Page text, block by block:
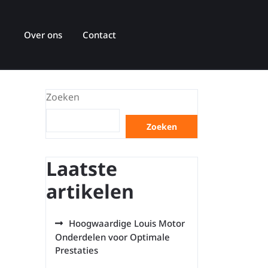
Over ons Contact
Zoeken
Zoeken
Laatste
artikelen
Hoogwaardige Louis Motor
Onderdelen voor Optimale
Prestaties